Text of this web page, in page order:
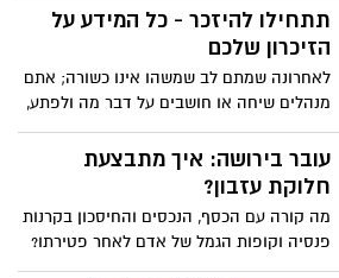
המתבקש ושהמחיר יהיה הגיוני והוגן. באופן
כללי ואף על פי שהעניין יכול להראות מפתיע
בתחילה, צביעת דירה עשויה להיות משימה
קשה יותר ממה שהיא נראית בתחילה ולכן
הרבה פעמים כדאי להזמין צבעי על מנת
שיבצע את העבודה. בעל מקצוע יכול לבצע
את עבודת הצביעה במהירות ובמקצועיות,
לחסוך מכם את ההתעסקות ולגרום לדירה
שלכם להיראות חדשה ורעננה בתוך זמן קצר.
תתחילו להיזכר - כל המידע על
הזיכרון שלכם
לאחרונה שמתם לב שמשהו אינו כשורה; אתם
מנהלים שיחה או חושבים על דבר מה ולפתע,
הכל מתנתק. ברגע אחד של חוסר תשומת לב
שכחתם מה רציתם להגיד ואף על מה דיברתם
או חשבתם עד כה. אין ספק, כשמדברים על
בעיות זיכרון – שכחה היא אחת הסיטואציות
הקשות והמסובכות ביותר. עד כדי כך, שקשה
לרבים להביט לה בעיניים ולהכיר בקיומה.
עובר בירושה: איך מתבצעת
חלוקת עזבון?
מה קורה עם הכסף, הנכסים והחיסכון בקרנות
פנסיה וקופות הגמל של אדם לאחר פטירתו?
מדריך מקוצר